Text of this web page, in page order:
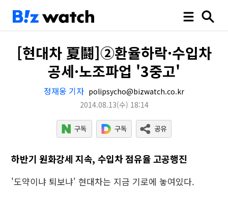
[현대차 夏鬪]②환율하락·수입차
공세·노조파업 '3중고'
정재웅 기자 polipsycho@bizwatch.co.kr
2014.08.13(수) 18:14
하반기 원화강세 지속, 수입차 점유율 고공행진
'도약이냐 퇴보냐' 현대차는 지금 기로에 놓여있다.